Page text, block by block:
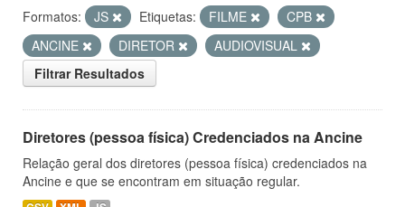
Formatos: JS Etiquetas: FILME
CPB
ANCINE
DIRETOR
AUDIOVISUAL
Filtrar Resultados
Diretores (pessoa física) Credenciados na Ancine
Relação geral dos diretores (pessoa física) credenciados na
Ancine e que se encontram em situação regular.